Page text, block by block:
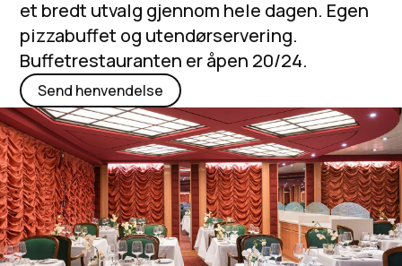
et bredt utvalg gjennom hele dagen. Egen
pizzabuffet og utendørservering.
Buffetrestauranten er åpen 20/24.
Send henvendelse